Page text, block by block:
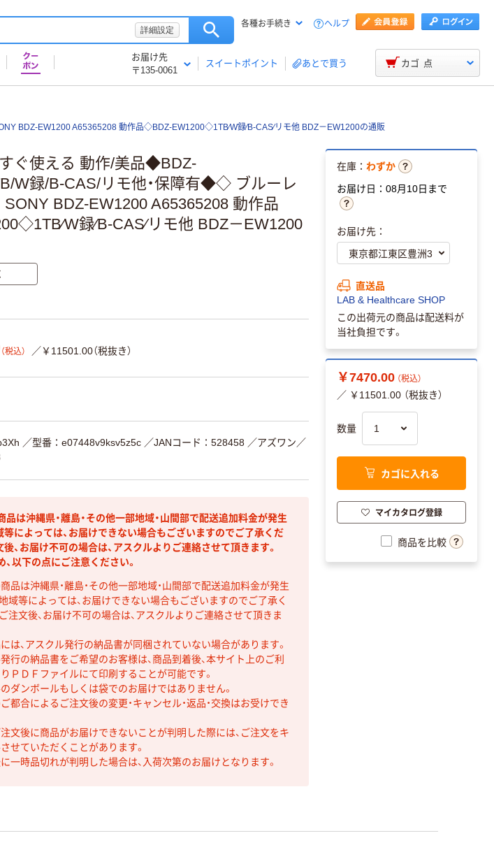
詳細設定
各種お手続き ヘルプ
お届け先
〒135-0061
スイートポイント あとで買う カゴ 点
EW1200 A65365208 動作品◇BDZ-EW1200◇1TB⁄W録⁄B-CAS⁄リモ他 BDZ－EW1200の通販
使える 動作/美品◆BDZ-
W録/B-CAS/リモ他・保障有◆◇ ブルーレ
SONY BDZ-EW1200 A65365208 動作品
録⁄B-CAS⁄リモ他 BDZ－EW1200
（税込） ／￥11501.00（税抜き）
／型番：e07448v9ksv5z5c ／JANコード：528458 ／アズワン／
は沖縄県・離島・その他一部地域・山間部で配送追加料金が発生
等によっては、お届けできない場合もございますのでご了承くだ
後、お届け不可の場合は、アスクルよりご連絡させて頂きます。
、以下の点にご注意ください。
品は沖縄県・離島・その他一部地域・山間部で配送追加料金が発生
域等によっては、お届けできない場合もございますのでご了承く
注文後、お届け不可の場合は、アスクルよりご連絡させて頂きま
は、アスクル発行の納品書が同梱されていない場合があります。
行の納品書をご希望のお客様は、商品到着後、本サイト上のご利
ＰＤＦファイルにて印刷することが可能です。
ダンボールもしくは袋でのお届けではありません。
都合によるご注文後の変更・キャンセル・返品・交換はお受けでき
文後に商品がお届けできないことが判明した際には、ご注文をキ
せていただくことがあります。
一時品切れが判明した場合は、入荷次第のお届けとなります。
在庫： わずか
お届け日：08月10日まで
お届け先：
直送品
LAB & Healthcare SHOP
この出荷元の商品は配送料が
当社負担です。
￥7470.00 （税込）
／ ￥11501.00 （税抜き）
数量
カゴに入れる
マイカタログ登録
商品を比較